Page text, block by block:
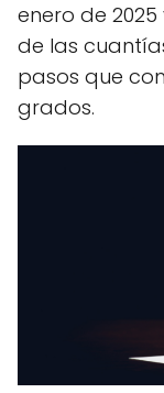
enero de
de las
pasos que
grados.